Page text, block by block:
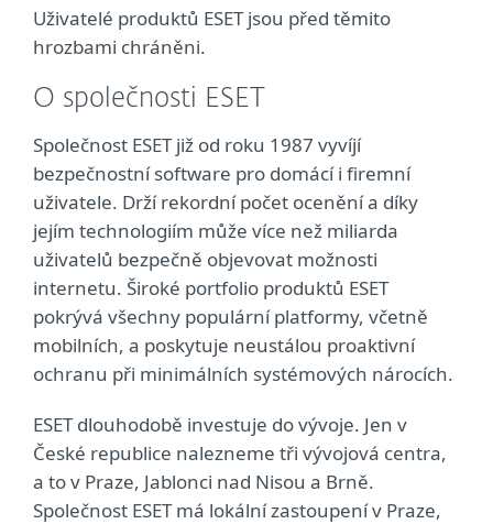
Uživatelé produktů ESET jsou před těmito
hrozbami chráněni.
O společnosti ESET
Společnost ESET již od roku 1987 vyvíjí
bezpečnostní software pro domácí i firemní
uživatele. Drží rekordní počet ocenění a díky
jejím technologiím může více než miliarda
uživatelů bezpečně objevovat možnosti
internetu. Široké portfolio produktů ESET
pokrývá všechny populární platformy, včetně
mobilních, a poskytuje neustálou proaktivní
ochranu při minimálních systémových nárocích.
ESET dlouhodobě investuje do vývoje. Jen v
České republice nalezneme tři vývojová centra,
a to v Praze, Jablonci nad Nisou a Brně.
Společnost ESET má lokální zastoupení v Praze,